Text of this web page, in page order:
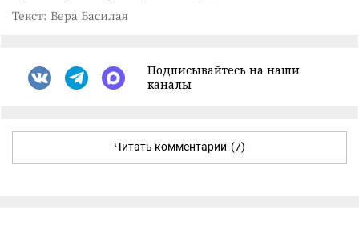
Текст: Вера Басилая
Подписывайтесь на наши
каналы
Читать комментарии (7)